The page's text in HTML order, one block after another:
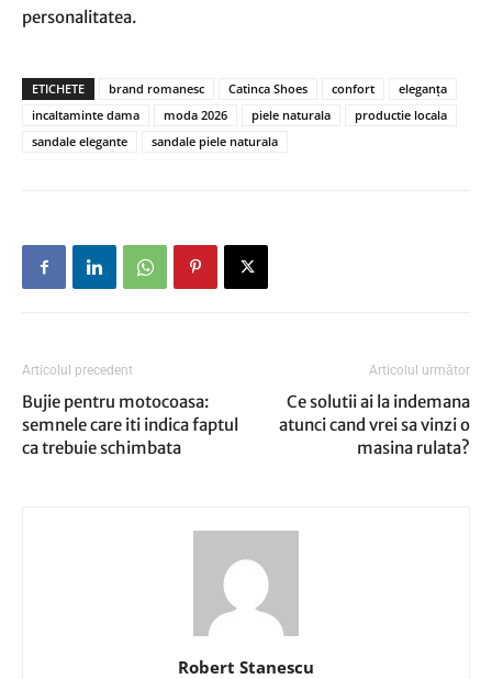
personalitatea.
ETICHETE brand romanesc Catinca Shoes confort
eleganța
incaltaminte dama
moda 2026 piele naturala
productie locala
sandale elegante
sandale piele naturala
Articolul precedent
Bujie pentru motocoasa:
semnele care iti indica faptul
ca trebuie schimbata
Articolul următor
Ce solutii ai la indemana
atunci cand vrei sa vinzi o
masina rulata?
Robert Stanescu